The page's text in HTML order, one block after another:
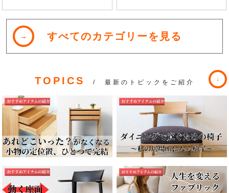
すべてのカテゴリーを見る
TOPICS / 最新のトピックをご紹介